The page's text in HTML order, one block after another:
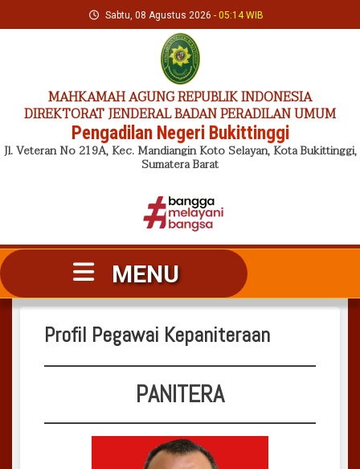
to
Sabtu, 08 Agustus 2026 - 05:14 WIB
MAHKAMAH AGUNG REPUBLIK INDONESIA
DIREKTORAT JENDERAL BADAN PERADILAN UMUM
Pengadilan Negeri Bukittinggi
Jl. Veteran No 219A, Kec. Mandiangin Koto Selayan, Kota Bukittinggi,
Sumatera Barat
MENU
Profil Pegawai Kepaniteraan
PANITERA